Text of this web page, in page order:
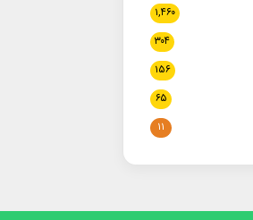
۱,۴۶۰
۳۰۴
۱۵۶
۶۵
۱۱